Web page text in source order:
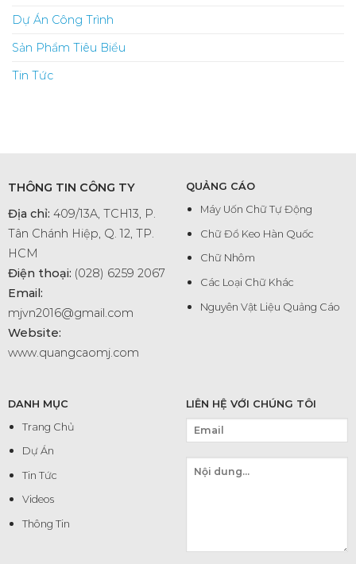
Dự Án Công Trình
Sản Phẩm Tiêu Biểu
Tin Tức
THÔNG TIN CÔNG TY
Địa chỉ: 409/13A, TCH13, P.
Tân Chánh Hiệp, Q. 12, TP.
HCM
Điện thoại: (028) 6259 2067
Email:
mjvn2016@gmail.com
Website:
www.quangcaomj.com
QUẢNG CÁO
Máy Uốn Chữ Tự Động
Chữ Đổ Keo Hàn Quốc
Chữ Nhôm
Các Loại Chữ Khác
Nguyên Vật Liệu Quảng Cáo
DANH MỤC
Trang Chủ
Dự Án
Tin Tức
Videos
Thông Tin
LIÊN HỆ VỚI CHÚNG TÔI